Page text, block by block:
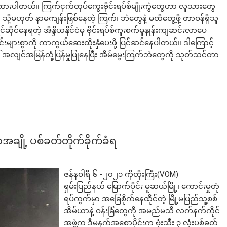
းပါတယ်။ ကြက်ငှက်တုပ်ကွေးဗိုင်းရပ်စ်မျိုးကွဲတွေဟာ လူသားတွေ
ဟုတ် နာမကျန်းဖြစ်နေတဲ့ ကြက်၊ ဘဲတွေနဲ့ မထိတွေ့ဖို့ တာဝန်ရှိသူ
င်နေရတဲ့ အိန္ဒိယနိုင်ငံမှ ဗိုင်းရပ်စ်ကူးစက်မှုနှုန်းကျဆင်းလာပေ
းစွာကို ကာကွယ်ဆေးထိုးနှံပေးဖို့ ပြင်ဆင်နေပါတယ်။ ဒါကြောင့်
လျင်အမြန်တုံ့ပြန်မှုပြုနေပြီး အိမ်မွေးကြက်ဘဲတွေကို သုတ်သင်တာ
အချို့ ပစ်ခတ်တိုက်ခိုက်ခံရ
ဇန်နဝါရီ ၆ -၂၀၂၁ ကိုတိုးကြီး(VOM)
ရှမ်းပြည်နယ် မြောက်ပိုင်း မူဆယ်မြို့၊ ကောင်းမှုတုံ
ရပ်ကွက်မှာ အခြေစိုက်နေထိုင်တဲ့ မြို့မပြည်သူ့စစ်
အိမ်ယာနဲ့ ဝန်းခြံတွေကို အမည်မသိ လက်နက်ကိုင်
အဖွဲ့က ဒီမနက်အစောပိုင်းက ဗုံးသီး ၃ လုံးပစ်ခတ်